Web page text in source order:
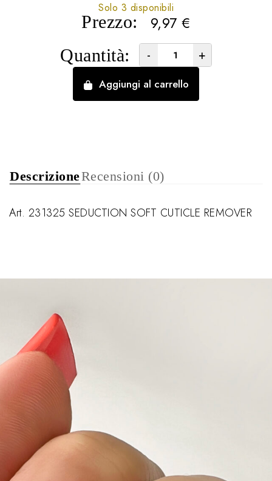
Prezzo: 9,97€
Solo 3 disponibili
Quantità: - +
Aggiungi al carrello
DescrizioneRecensioni (0)
Art. 231325 SEDUCTION SOFT CUTICLE REMOVER